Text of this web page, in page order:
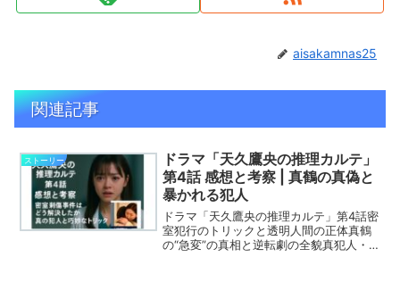
aisakamnas25
関連記事
ストーリー
ドラマ「天久鷹央の推理カルテ」
第4話 感想と考察 | 真鶴の真偽と
暴かれる犯人
ドラマ「天久鷹央の推理カルテ」第4話密
室犯行のトリックと透明人間の正体真鶴
の“急変”の真相と逆転劇の全貌真犯人・